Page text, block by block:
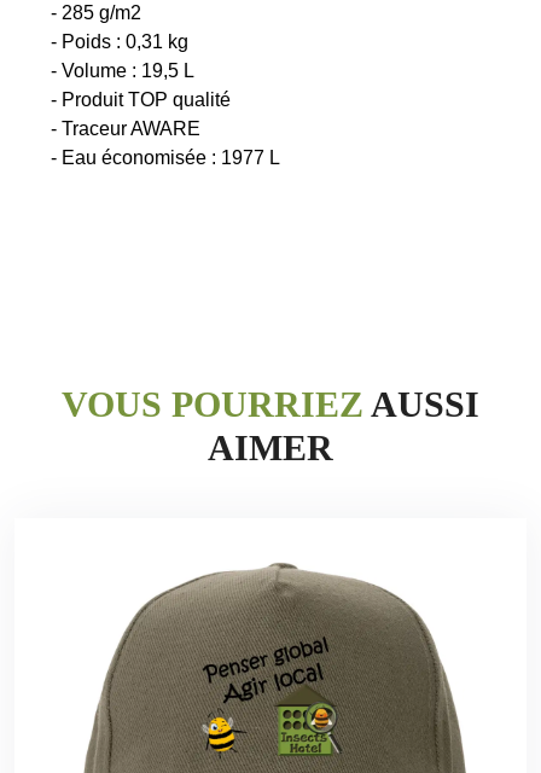
- 285 g/m2
- Poids : 0,31 kg
- Volume : 19,5 L
- Produit TOP qualité
- Traceur AWARE
- Eau économisée : 1977 L
VOUS POURRIEZ AUSSI
AIMER